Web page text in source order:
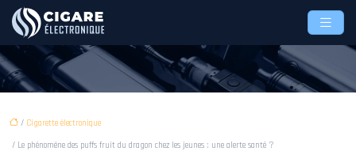
/ Cigarette électronique
/ Le phénomène des puffs fruit du dragon chez les jeunes : une alerte santé ?